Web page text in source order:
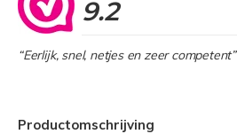
9.2
“Eerlijk, snel, netjes en zeer competent”
Productomschrijving